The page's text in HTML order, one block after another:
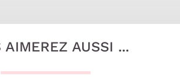
AIMEREZ AUSSI ...